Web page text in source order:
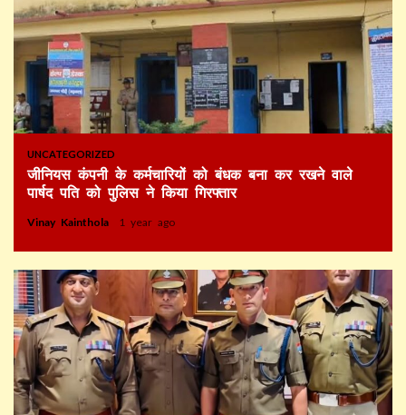
UNCATEGORIZED
जीनियस कंपनी के कर्मचारियों को बंधक बना कर रखने वाले
पार्षद पति को पुलिस ने किया गिरफ्तार
Vinay Kainthola 1 year ago